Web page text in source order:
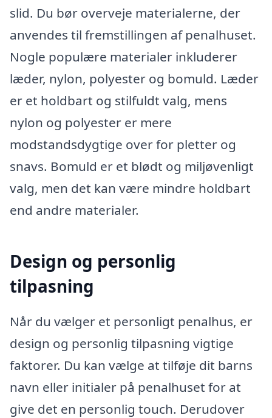
slid. Du bør overveje materialerne, der
anvendes til fremstillingen af penalhuset.
Nogle populære materialer inkluderer
læder, nylon, polyester og bomuld. Læder
er et holdbart og stilfuldt valg, mens
nylon og polyester er mere
modstandsdygtige over for pletter og
snavs. Bomuld er et blødt og miljøvenligt
valg, men det kan være mindre holdbart
end andre materialer.
Design og personlig
tilpasning
Når du vælger et personligt penalhus, er
design og personlig tilpasning vigtige
faktorer. Du kan vælge at tilføje dit barns
navn eller initialer på penalhuset for at
give det en personlig touch. Derudover